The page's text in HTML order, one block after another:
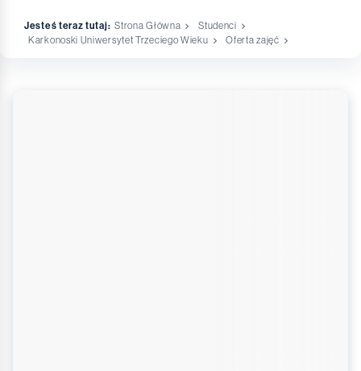
Jesteś teraz tutaj: Strona Główna
Studenci
Karkonoski Uniwersytet Trzeciego Wieku
Oferta zajęć